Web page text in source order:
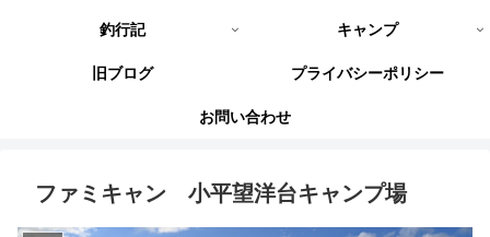
釣行記 キャンプ
旧ブログ プライバシーポリシー
お問い合わせ
ファミキャン 小平望洋台キャンプ場